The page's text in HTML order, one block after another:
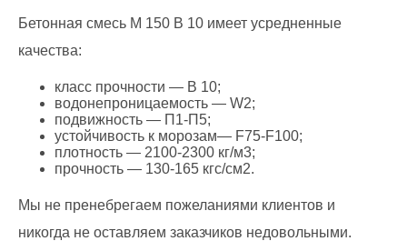
Бетонная смесь М 150 В 10 имеет усредненные
качества:
класс прочности — В 10;
водонепроницаемость — W2;
подвижность — П1-П5;
устойчивость к морозам— F75-F100;
плотность — 2100-2300 кг/м3;
прочность — 130-165 кгс/см2.
Мы не пренебрегаем пожеланиями клиентов и
никогда не оставляем заказчиков недовольными.